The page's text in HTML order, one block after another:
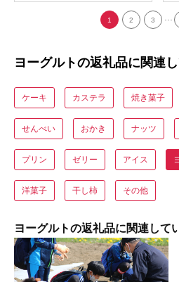
1 2 3
ヨーグルトの返礼品に関連
ケーキ カステラ 焼き菓子
せんべい おかき ナッツ
プリン ゼリー アイス
洋菓子 干し柿 その他
ヨーグルトの返礼品に関連して